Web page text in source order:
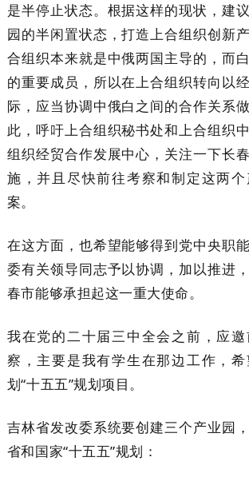
是半停止状态。根据这样的现状，建
园的半闲置状态，打造上合组织创新
合组织本来就是中俄两国主导的，而
的重要成员，所以在上合组织转向以
际，应当协调中俄白之间的合作关系
此，呼吁上合组织秘书处和上合组织
组织经贸合作发展中心，关注一下长
施，并且尽快前往考察和制定这两
案。
在这方面，也希望能够得到党中央职
委有关领导同志予以协调，加以推进
春市能够承担起这一重大使命。
我在党的二十届三中全会之前，应
察，主要是我有学生在那边工作，
划“十五五”规划项目。
吉林省发改委系统要创建三个产业园
省和国家“十五五”规划：